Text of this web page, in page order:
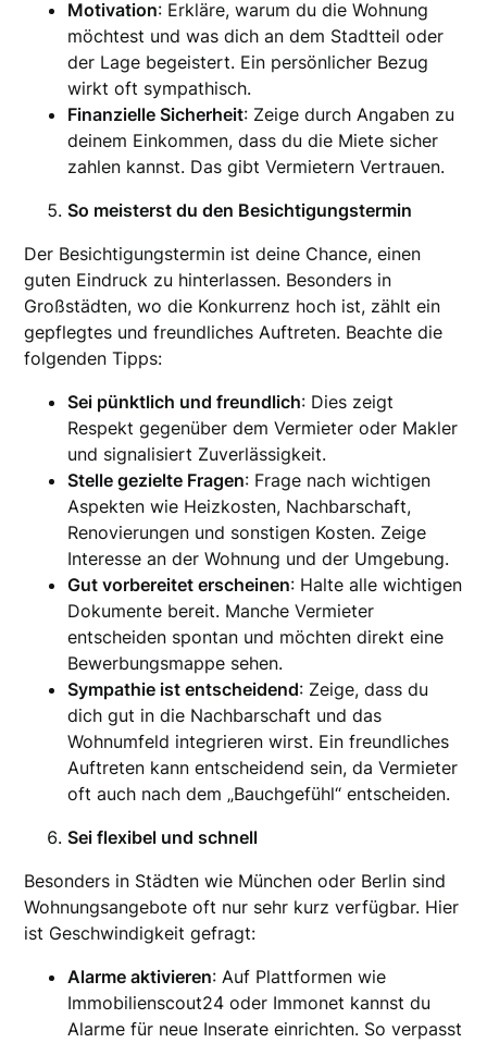
Motivation: Erkläre, warum du die Wohnung
möchtest und was dich an dem Stadtteil oder
der Lage begeistert. Ein persönlicher Bezug
wirkt oft sympathisch.
Finanzielle Sicherheit: Zeige durch Angaben zu
deinem Einkommen, dass du die Miete sicher
zahlen kannst. Das gibt Vermietern Vertrauen.
So meisterst du den Besichtigungstermin
Der Besichtigungstermin ist deine Chance, einen
guten Eindruck zu hinterlassen. Besonders in
Großstädten, wo die Konkurrenz hoch ist, zählt ein
gepflegtes und freundliches Auftreten. Beachte die
folgenden Tipps:
Sei pünktlich und freundlich: Dies zeigt
Respekt gegenüber dem Vermieter oder Makler
und signalisiert Zuverlässigkeit.
Stelle gezielte Fragen: Frage nach wichtigen
Aspekten wie Heizkosten, Nachbarschaft,
Renovierungen und sonstigen Kosten. Zeige
Interesse an der Wohnung und der Umgebung.
Gut vorbereitet erscheinen: Halte alle wichtigen
Dokumente bereit. Manche Vermieter
entscheiden spontan und möchten direkt eine
Bewerbungsmappe sehen.
Sympathie ist entscheidend: Zeige, dass du
dich gut in die Nachbarschaft und das
Wohnumfeld integrieren wirst. Ein freundliches
Auftreten kann entscheidend sein, da Vermieter
oft auch nach dem „Bauchgefühl“ entscheiden.
Sei flexibel und schnell
Besonders in Städten wie München oder Berlin sind
Wohnungsangebote oft nur sehr kurz verfügbar. Hier
ist Geschwindigkeit gefragt:
Alarme aktivieren: Auf Plattformen wie
Immobilienscout24 oder Immonet kannst du
Alarme für neue Inserate einrichten. So verpasst